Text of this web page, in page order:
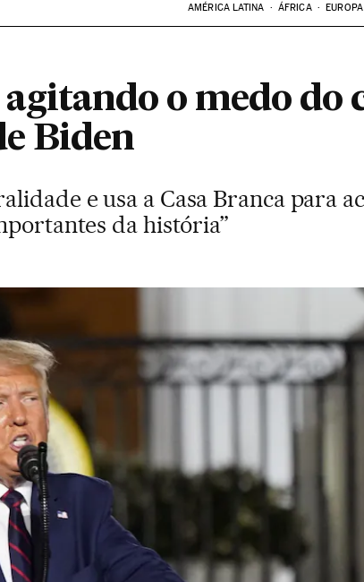
AMÉRICA LATINA ÁFRICA EUROPA
o medo do
Biden
e usa a Casa Branca para
da história”